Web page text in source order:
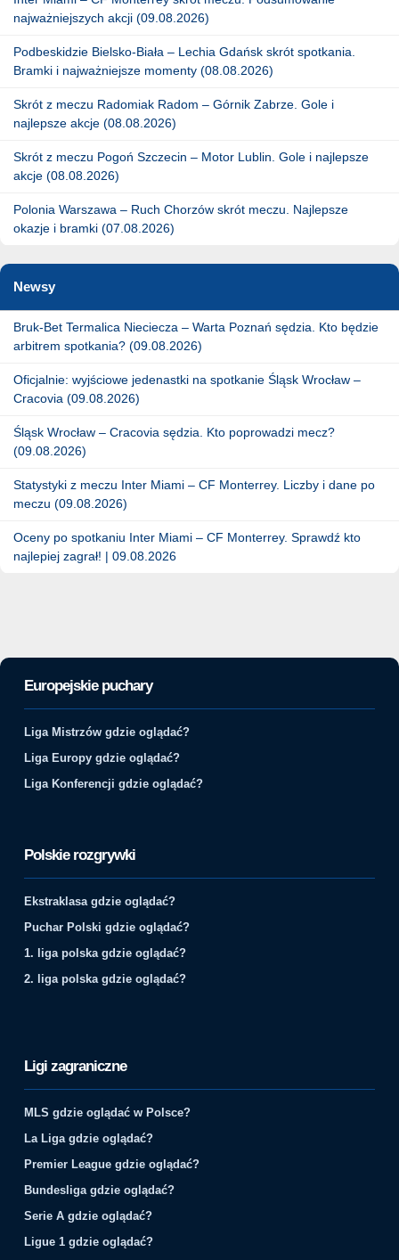
najważniejszych akcji (09.08.2026)
Podbeskidzie Bielsko-Biała – Lechia Gdańsk skrót spotkania.
Bramki i najważniejsze momenty (08.08.2026)
Skrót z meczu Radomiak Radom – Górnik Zabrze. Gole i
najlepsze akcje (08.08.2026)
Skrót z meczu Pogoń Szczecin – Motor Lublin. Gole i najlepsze
akcje (08.08.2026)
Polonia Warszawa – Ruch Chorzów skrót meczu. Najlepsze
okazje i bramki (07.08.2026)
Newsy
Bruk-Bet Termalica Nieciecza – Warta Poznań sędzia. Kto będzie
arbitrem spotkania? (09.08.2026)
Oficjalnie: wyjściowe jedenastki na spotkanie Śląsk Wrocław –
Cracovia (09.08.2026)
Śląsk Wrocław – Cracovia sędzia. Kto poprowadzi mecz?
(09.08.2026)
Statystyki z meczu Inter Miami – CF Monterrey. Liczby i dane po
meczu (09.08.2026)
Oceny po spotkaniu Inter Miami – CF Monterrey. Sprawdź kto
najlepiej zagrał! | 09.08.2026
Europejskie puchary
Liga Mistrzów gdzie oglądać?
Liga Europy gdzie oglądać?
Liga Konferencji gdzie oglądać?
Polskie rozgrywki
Ekstraklasa gdzie oglądać?
Puchar Polski gdzie oglądać?
1. liga polska gdzie oglądać?
2. liga polska gdzie oglądać?
Ligi zagraniczne
MLS gdzie oglądać w Polsce?
La Liga gdzie oglądać?
Premier League gdzie oglądać?
Bundesliga gdzie oglądać?
Serie A gdzie oglądać?
Ligue 1 gdzie oglądać?